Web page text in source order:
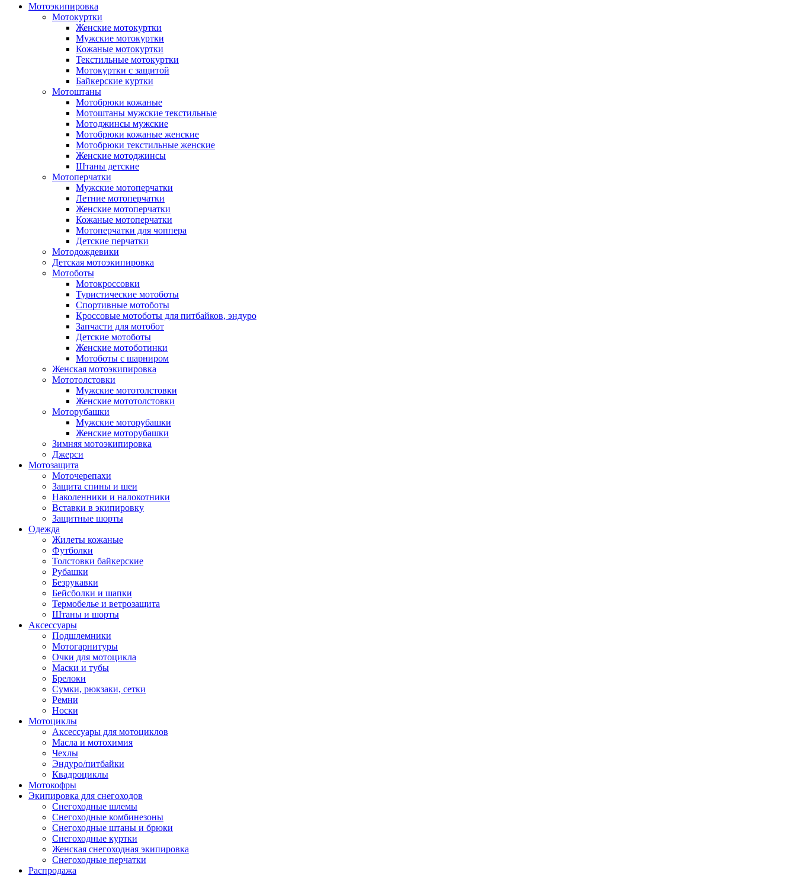
Мотоэкипировка
Мотокуртки
Женские мотокуртки
Мужские мотокуртки
Кожаные мотокуртки
Текстильные мотокуртки
Мотокуртки с защитой
Байкерские куртки
Мотоштаны
Мотобрюки кожаные
Мотоштаны мужские текстильные
Мотоджинсы мужские
Мотобрюки кожаные женские
Мотобрюки текстильные женские
Женские мотоджинсы
Штаны детские
Мотоперчатки
Мужские мотоперчатки
Летние мотоперчатки
Женские мотоперчатки
Кожаные мотоперчатки
Мотоперчатки для чоппера
Детские перчатки
Мотодождевики
Детская мотоэкипировка
Мотоботы
Мотокроссовки
Туристические мотоботы
Спортивные мотоботы
Кроссовые мотоботы для питбайков, эндуро
Запчасти для мотобот
Детские мотоботы
Женские мотоботинки
Мотоботы с шарниром
Женская мотоэкипировка
Мототолстовки
Мужские мототолстовки
Женские мототолстовки
Моторубашки
Мужские моторубашки
Женские моторубашки
Зимняя мотоэкипировка
Джерси
Мотозащита
Моточерепахи
Защита спины и шеи
Наколенники и налокотники
Вставки в экипировку
Защитные шорты
Одежда
Жилеты кожаные
Футболки
Толстовки байкерские
Рубашки
Безрукавки
Бейсболки и шапки
Термобелье и ветрозащита
Штаны и шорты
Аксессуары
Подшлемники
Мотогарнитуры
Очки для мотоцикла
Маски и тубы
Брелоки
Сумки, рюкзаки, сетки
Ремни
Носки
Мотоциклы
Аксессуары для мотоциклов
Масла и мотохимия
Чехлы
Эндуро/питбайки
Квадроциклы
Мотокофры
Экипировка для снегоходов
Снегоходные шлемы
Снегоходные комбинезоны
Снегоходные штаны и брюки
Снегоходные куртки
Женская снегоходная экипировка
Снегоходные перчатки
Распродажа